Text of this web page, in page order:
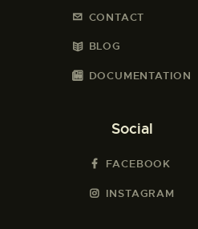
CONTACT
BLOG
DOCUMENTATION
Social
FACEBOOK
INSTAGRAM